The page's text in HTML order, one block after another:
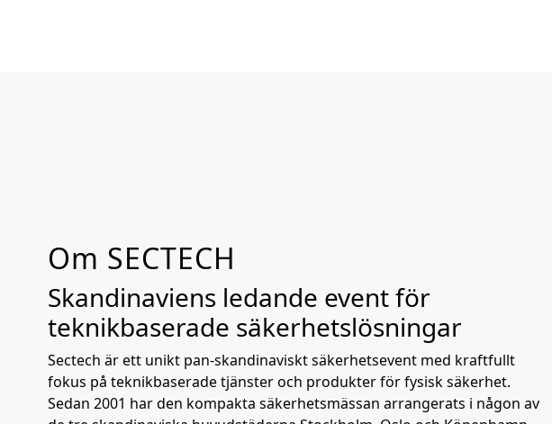
Om SECTECH
Skandinaviens ledande event för
teknikbaserade säkerhetslösningar
Sectech är ett unikt pan-skandinaviskt säkerhetsevent med kraftfullt
fokus på teknikbaserade tjänster och produkter för fysisk säkerhet.
Sedan 2001 har den kompakta säkerhetsmässan arrangerats i någon av